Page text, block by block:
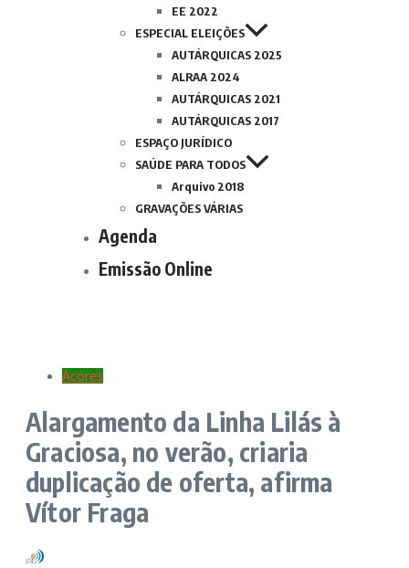
EE 2022
ESPECIAL ELEIÇÕES
AUTÁRQUICAS 2025
ALRAA 2024
AUTÁRQUICAS 2021
AUTÁRQUICAS 2017
ESPAÇO JURÍDICO
SAÚDE PARA TODOS
Arquivo 2018
GRAVAÇÕES VÁRIAS
Agenda
Emissão Online
Açores
Alargamento da Linha Lilás à
Graciosa, no verão, criaria
duplicação de oferta, afirma
Vítor Fraga